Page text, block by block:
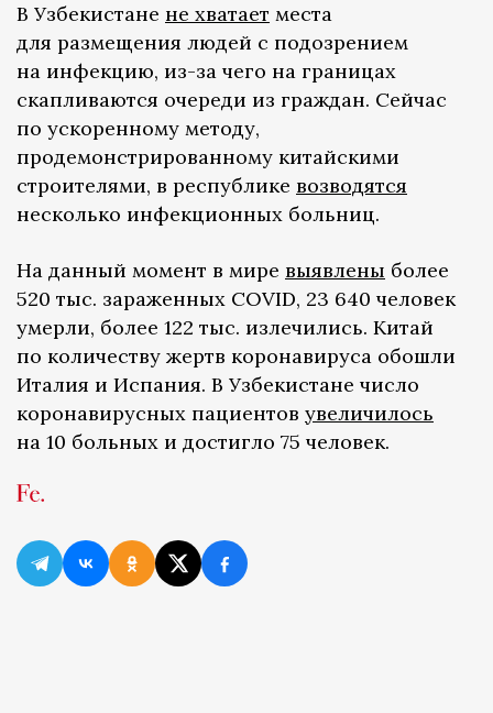
В Узбекистане не хватает места
для размещения людей с подозрением
на инфекцию, из-за чего на границах
скапливаются очереди из граждан. Сейчас
по ускоренному методу,
продемонстрированному китайскими
строителями, в республике возводятся
несколько инфекционных больниц.
На данный момент в мире выявлены более
520 тыс. зараженных COVID, 23 640 человек
умерли, более 122 тыс. излечились. Китай
по количеству жертв коронавируса обошли
Италия и Испания. В Узбекистане число
коронавирусных пациентов увеличилось
на 10 больных и достигло 75 человек.